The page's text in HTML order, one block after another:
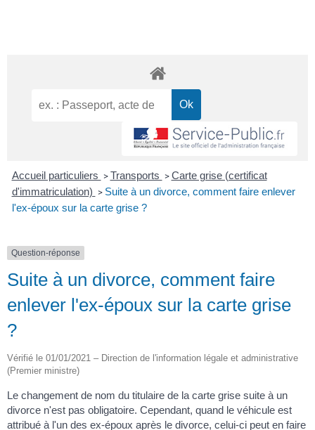
Accueil particuliers > Transports > Carte grise (certificat
d'immatriculation) > Suite à un divorce, comment faire enlever
l'ex-époux sur la carte grise ?
Question-réponse
Suite à un divorce, comment faire
enlever l'ex-époux sur la carte grise
?
Vérifié le 01/01/2021 – Direction de l'information légale et administrative
(Premier ministre)
Le changement de nom du titulaire de la carte grise suite à un
divorce n'est pas obligatoire. Cependant, quand le véhicule est
attribué à l'un des ex-époux après le divorce, celui-ci peut en faire